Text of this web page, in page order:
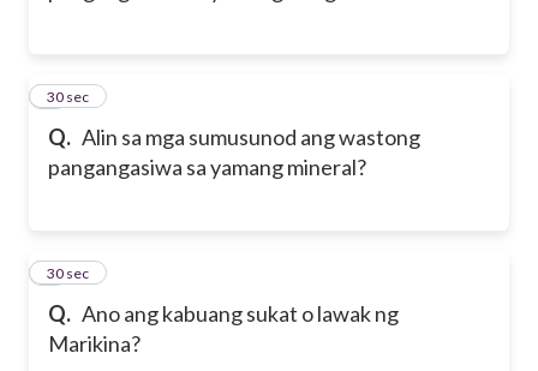
Q. Alin sa mga sumusunod ang wastong
pangangasiwa sa yamang mineral?
2
30 sec
Q. Ano ang kabuang sukat o lawak ng
Marikina?
3
30 sec